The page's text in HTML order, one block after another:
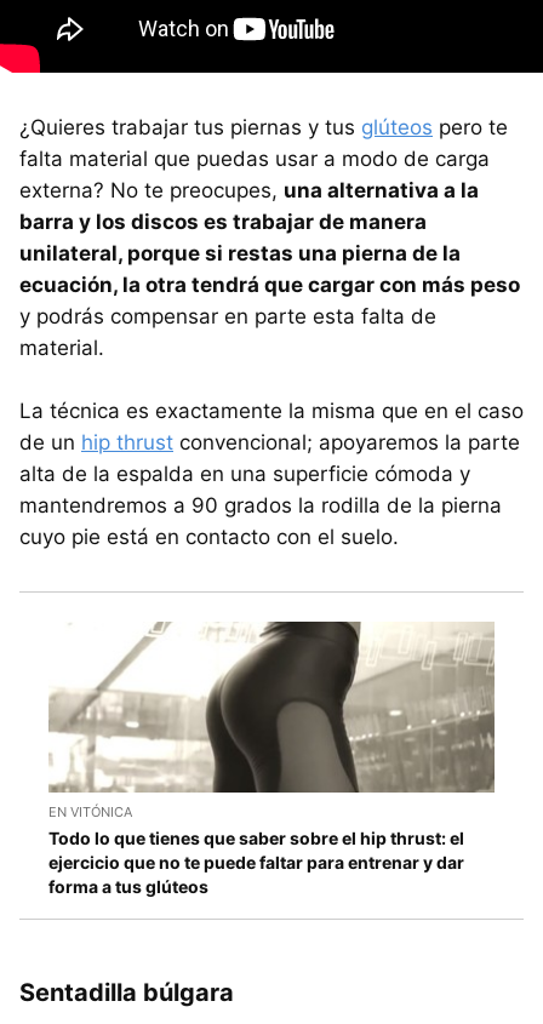
¿Quieres trabajar tus piernas y tus glúteos pero te
falta material que puedas usar a modo de carga
externa? No te preocupes, una alternativa a la
barra y los discos es trabajar de manera
unilateral, porque si restas una pierna de la
ecuación, la otra tendrá que cargar con más peso
y podrás compensar en parte esta falta de
material.
La técnica es exactamente la misma que en el caso
de un hip thrust convencional; apoyaremos la parte
alta de la espalda en una superficie cómoda y
mantendremos a 90 grados la rodilla de la pierna
cuyo pie está en contacto con el suelo.
EN VITÓNICA
Todo lo que tienes que saber sobre el hip thrust: el
ejercicio que no te puede faltar para entrenar y dar
forma a tus glúteos
Sentadilla búlgara